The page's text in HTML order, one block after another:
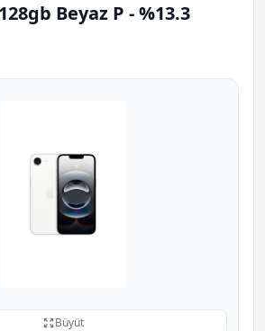
Beyaz P - %13.3
Büyüt